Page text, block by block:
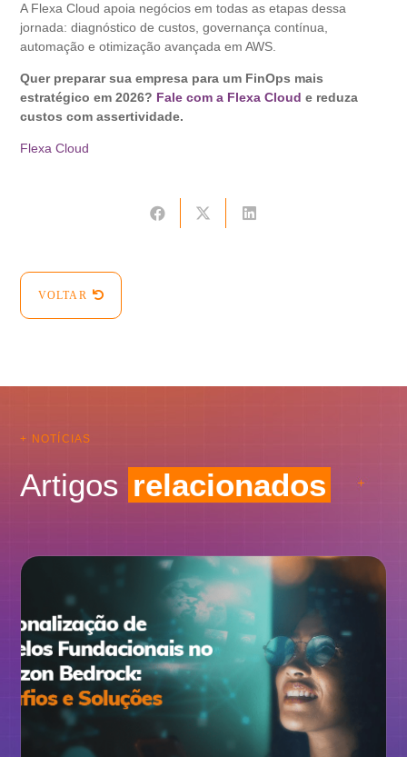
A Flexa Cloud apoia negócios em todas as etapas dessa
jornada: diagnóstico de custos, governança contínua,
automação e otimização avançada em AWS.
Quer preparar sua empresa para um FinOps mais
estratégico em 2026? Fale com a Flexa Cloude reduza
custos com assertividade.
Flexa Cloud
VOLTAR
+ NOTÍCIAS
Artigos relacionados